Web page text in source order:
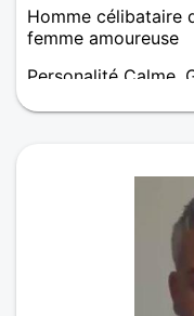
Homme célibataire
femme amoureuse
Personalité Calme,